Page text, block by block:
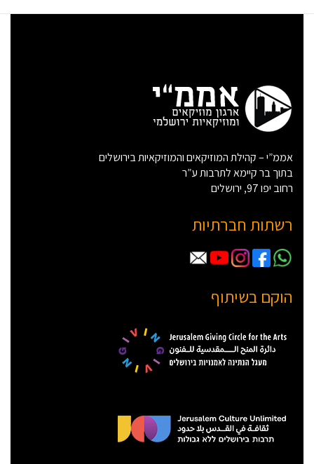
אממ”י – קהילת המוזיקאים והמוזיקאיות בירושלים
בתוך בר קיימא לתרבות ע”ר
רחוב יפו 97, ירושלים
רשתות חברתיות
הוקם בשיתוף